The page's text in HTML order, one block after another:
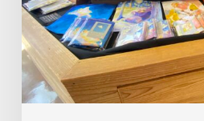
販
売
が
始